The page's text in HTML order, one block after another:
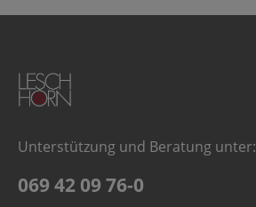
Unterstützung und Beratung unter:
069 42 09 76-0